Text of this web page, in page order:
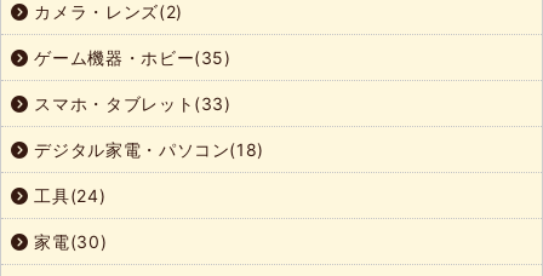
カメラ・レンズ(2)
ゲーム機器・ホビー(35)
スマホ・タブレット(33)
デジタル家電・パソコン(18)
工具(24)
家電(30)